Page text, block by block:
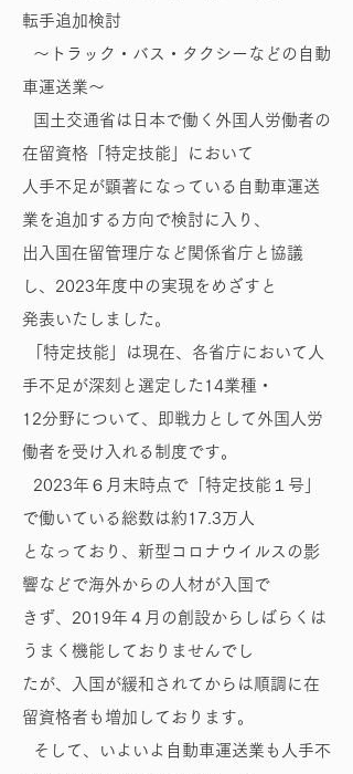
転手追加検討
～トラック・バス・タクシーなどの自動
車運送業～
国土交通省は日本で働く外国人労働者の
在留資格「特定技能」において
人手不足が顕著になっている自動車運送
業を追加する方向で検討に入り、
出入国在留管理庁など関係省庁と協議
し、2023年度中の実現をめざすと
発表いたしました。
「特定技能」は現在、各省庁において人
手不足が深刻と選定した14業種・
12分野について、即戦力として外国人労
働者を受け入れる制度です。
2023年６月末時点で「特定技能１号」
で働いている総数は約17.3万人
となっており、新型コロナウイルスの影
響などで海外からの人材が入国で
きず、2019年４月の創設からしばらくは
うまく機能しておりませんでし
たが、入国が緩和されてからは順調に在
留資格者も増加しております。
そして、いよいよ自動車運送業も人手不